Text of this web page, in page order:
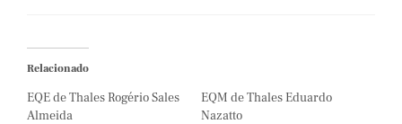
Relacionado
EQE de Thales Rogério Sales
Almeida
EQM de Thales Eduardo
Nazatto